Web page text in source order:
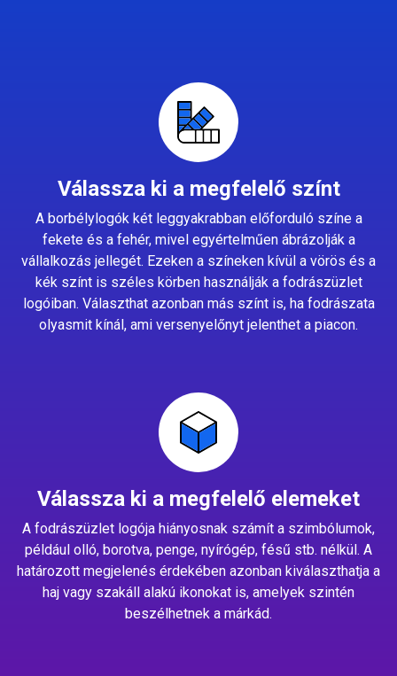
Válassza ki a megfelelő színt
A borbélylogók két leggyakrabban előforduló színe a
fekete és a fehér, mivel egyértelműen ábrázolják a
vállalkozás jellegét. Ezeken a színeken kívül a vörös és a
kék színt is széles körben használják a fodrászüzlet
logóiban. Választhat azonban más színt is, ha fodrászata
olyasmit kínál, ami versenyelőnyt jelenthet a piacon.
Válassza ki a megfelelő elemeket
A fodrászüzlet logója hiányosnak számít a szimbólumok,
például olló, borotva, penge, nyírógép, fésű stb. nélkül. A
határozott megjelenés érdekében azonban kiválaszthatja a
haj vagy szakáll alakú ikonokat is, amelyek szintén
beszélhetnek a márkád.